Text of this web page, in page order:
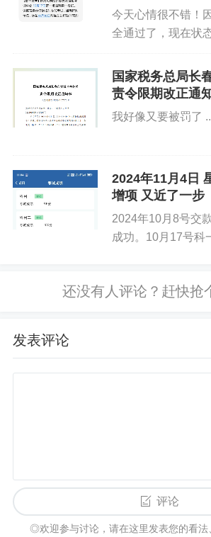
你好优秀经办人微信
今天心情很不错！
全通过了，现在状
段时间的努力没有
都有了回报。希望
国家税务总局长
责令限期改正通
我好像又要被罚了
2024年11月4日
增项 又近了一步
2024年10月8号交
成功。10月17号科
里，坚持12天。共
发表评论
评论
◎欢迎参与讨论，请在这里发表您的看法